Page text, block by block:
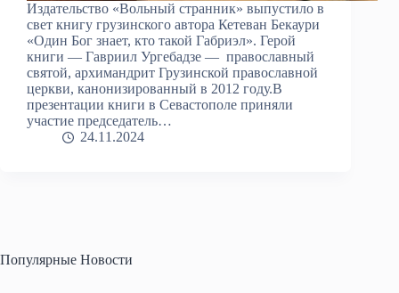
Издательство «Вольный странник» выпустило в
свет книгу грузинского автора Кетеван Бекаури
«Один Бог знает, кто такой Габриэл». Герой
книги — Гавриил Ургебадзе — православный
святой, архимандрит Грузинской православной
церкви, канонизированный в 2012 году.В
презентации книги в Севастополе приняли
участие председатель…
24.11.2024
Популярные Новости